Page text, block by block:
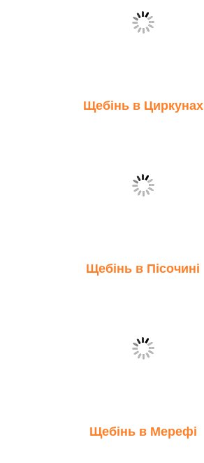
Щебінь в Циркунах
Щебінь в Пісочині
Щебінь в Мерефі